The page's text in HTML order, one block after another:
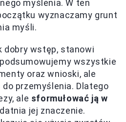
myślenia. W ten
wyznaczamy grunt
myśli.
dobry wstęp, stanowi
wszystkie
oraz wnioski, ale
przemyślenia. Dlatego
ale sformułować ją w
jej znaczenie.